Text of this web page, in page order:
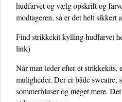
hudfarvet og vælg opskrift og
modtageren, så er det helt sikkert
Find strikkekit kylling hudfarvet
link)
Når man leder efter et strikkekits,
muligheder. Der er både sweatre,
sommerbluser og meget mere.